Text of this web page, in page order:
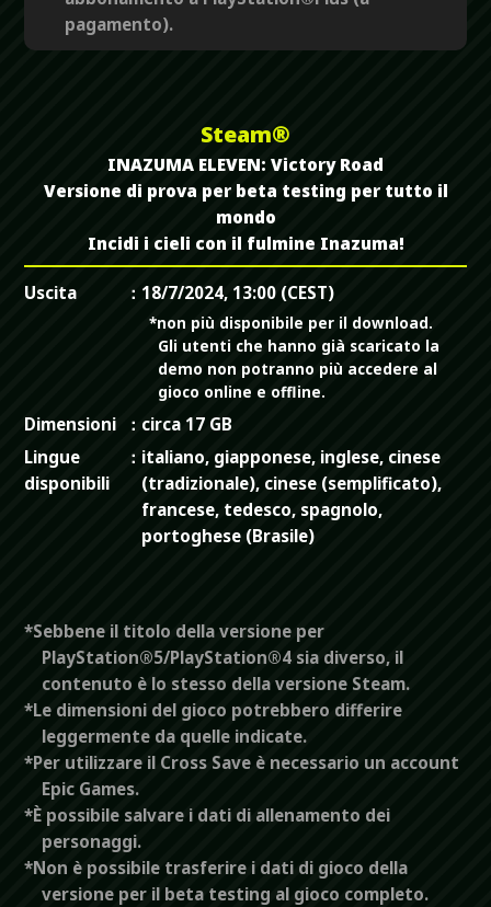
pagamento).
Steam®
INAZUMA ELEVEN: Victory Road
Versione di prova per beta testing per tutto il
mondo
Incidi i cieli con il fulmine Inazuma!
Uscita 18/7/2024, 13:00 (CEST)
*non più disponibile per il download.
Gli utenti che hanno già scaricato la
demo non potranno più accedere al
gioco online e offline.
Dimensioni
circa 17 GB
Lingue
disponibili
italiano, giapponese, inglese, cinese
(tradizionale), cinese (semplificato),
francese, tedesco, spagnolo,
portoghese (Brasile)
*Sebbene il titolo della versione per
PlayStation®5/PlayStation®4 sia diverso, il
contenuto è lo stesso della versione Steam.
*Le dimensioni del gioco potrebbero differire
leggermente da quelle indicate.
*Per utilizzare il Cross Save è necessario un account
Epic Games.
*È possibile salvare i dati di allenamento dei
personaggi.
*Non è possibile trasferire i dati di gioco della
versione per il beta testing al gioco completo.